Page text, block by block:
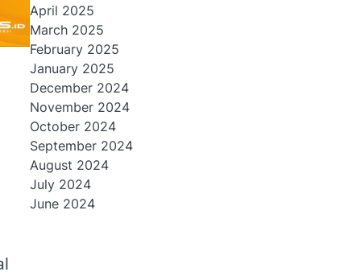
April 2025
March 2025
February 2025
January 2025
December 2024
November 2024
October 2024
September 2024
August 2024
July 2024
June 2024